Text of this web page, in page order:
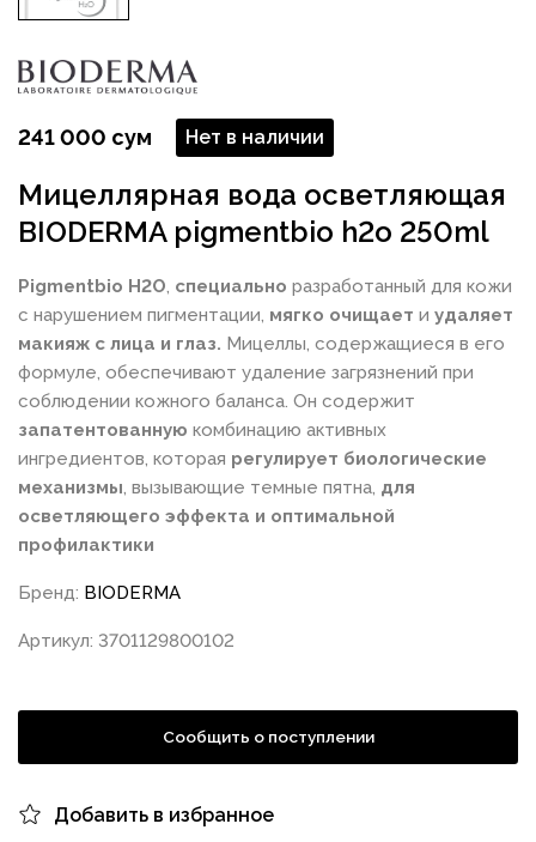
241 000 сум Нет в наличии
Мицеллярная вода осветляющая
BIODERMA pigmentbio h2o 250ml
Pigmentbio H2O, специально разработанный для кожи
с нарушением пигментации, мягко очищает и удаляет
макияж с лица и глаз. Мицеллы, содержащиеся в его
формуле, обеспечивают удаление загрязнений при
соблюдении кожного баланса. Он содержит
запатентованную комбинацию активных
ингредиентов, которая регулирует биологические
механизмы, вызывающие темные пятна, для
осветляющего эффекта и оптимальной
профилактики
Бренд: BIODERMA
Артикул: 3701129800102
Сообщить о поступлении
Добавить в избранное